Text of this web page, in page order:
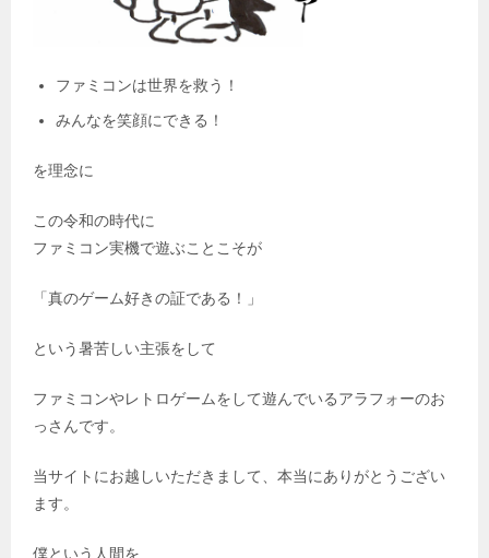
ファミコンは世界を救う！
みんなを笑顔にできる！
を理念に
この令和の時代に
ファミコン実機で遊ぶことこそが
「真のゲーム好きの証である！」
という暑苦しい主張をして
ファミコンやレトロゲームをして遊んでいるアラフォーのお
っさんです。
当サイトにお越しいただきまして、本当にありがとうござい
ます。
僕という人間を